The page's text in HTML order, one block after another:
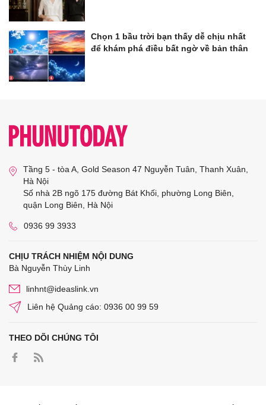
Chọn 1 bầu trời bạn thấy dễ chịu nhất
để khám phá điều bất ngờ về bản thân
Tầng 5 - tòa A, Gold Season 47 Nguyễn Tuân, Thanh Xuân,
Hà Nội
Số nhà 2B ngõ 175 đường Bát Khối, phường Long Biên,
quận Long Biên, Hà Nội
0936 99 3933
CHỊU TRÁCH NHIỆM NỘI DUNG
Bà Nguyễn Thùy Linh
linhnt@ideaslink.vn
Liên hệ Quảng cáo: 0936 00 99 59
THEO DÕI CHÚNG TÔI